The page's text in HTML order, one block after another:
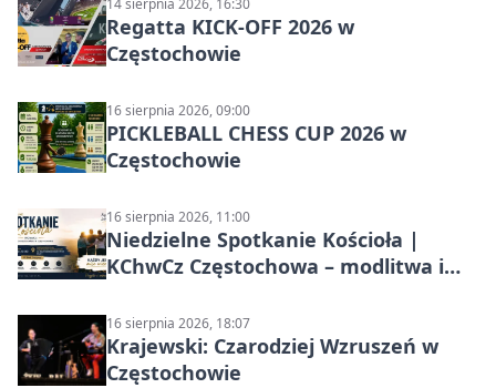
14 sierpnia 2026, 16:30
Regatta KICK-OFF 2026 w
Częstochowie
16 sierpnia 2026, 09:00
PICKLEBALL CHESS CUP 2026 w
Częstochowie
16 sierpnia 2026, 11:00
Niedzielne Spotkanie Kościoła |
KChwCz Częstochowa – modlitwa i
16 sierpnia 2026, 18:07
Krajewski: Czarodziej Wzruszeń w
Częstochowie